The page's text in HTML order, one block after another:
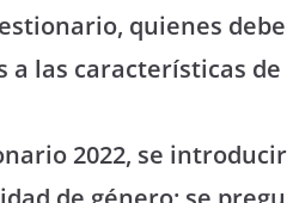
quienes
a las características
2022, se